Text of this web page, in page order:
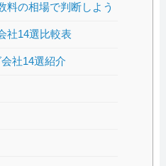
料の相場で判断しよう
社14選比較表
社14選紹介